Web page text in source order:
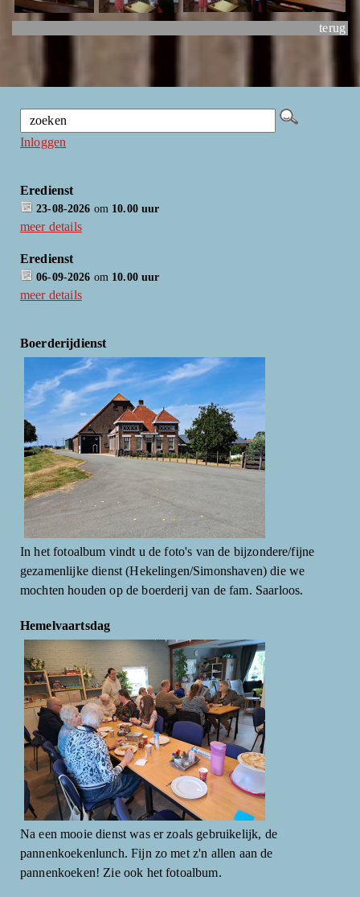
terug
Inloggen
Eredienst
23-08-2026 om 10.00 uur
meer details
Eredienst
06-09-2026 om 10.00 uur
meer details
Boerderijdienst
In het fotoalbum vindt u de foto's van de bijzondere/fijne
gezamenlijke dienst (Hekelingen/Simonshaven) die we
mochten houden op de boerderij van de fam. Saarloos.
Hemelvaartsdag
Na een mooie dienst was er zoals gebruikelijk, de
pannenkoekenlunch. Fijn zo met z'n allen aan de
pannenkoeken! Zie ook het fotoalbum.